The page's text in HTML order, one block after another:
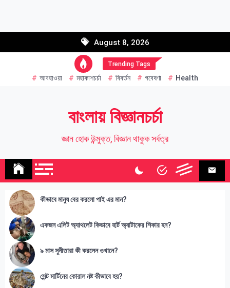
August 8, 2026
Trending Tags
আবহাওয়া মহাকাশচর্চা বিবর্তন গবেষণা Health
বাংলায় বিজ্ঞানচর্চা
জ্ঞান হোক উন্মুক্ত, বিজ্ঞান থাকুক সর্বত্র
কীভাবে মানুষ বের করলো পাই এর মান?
একজন এলিট অ্যাথলেট কিভাবে হার্ট অ্যাটাকের শিকার হন?
৯ মাস সুনীতারা কী করলেন ওখানে?
সেন্ট মার্টিনের কোরাল নষ্ট কীভাবে হয়?